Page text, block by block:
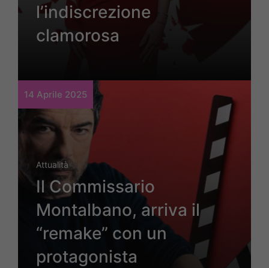
l’indiscrezione
clamorosa
14 Aprile 2025
Attualità
Il Commissario
Montalbano, arriva il
“remake” con un
protagonista